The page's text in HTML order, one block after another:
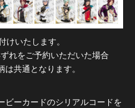
いたします。
れをご予約いただいた場合
共通となります。
ビーカードのシリアルコードを